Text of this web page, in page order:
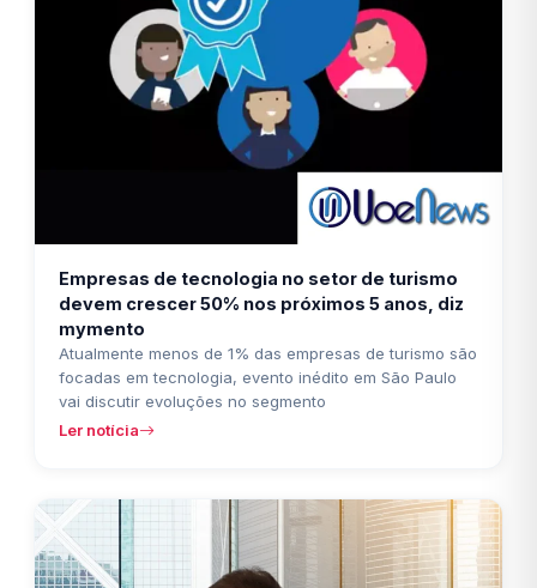
Empresas de tecnologia no setor de turismo
devem crescer 50% nos próximos 5 anos, diz
mymento
Atualmente menos de 1% das empresas de turismo são
focadas em tecnologia, evento inédito em São Paulo
vai discutir evoluções no segmento
Ler notícia